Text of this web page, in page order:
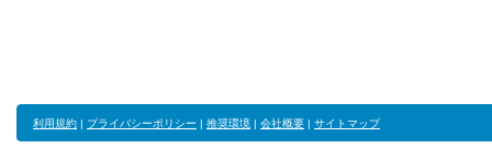
利用規約 | プライバシーポリシー | 推奨環境 | 会社概要 | サイトマップ